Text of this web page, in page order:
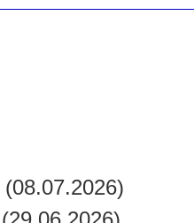
(08.07.2026)